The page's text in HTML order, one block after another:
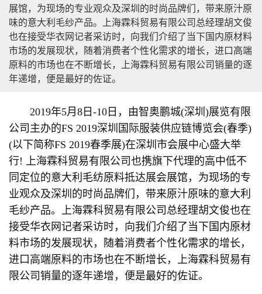
展馆，为现场的专业观众及深圳的时尚品牌们，带来原汁原
味的意大利毛纱产品。上海霖科贸易有限公司总经理胡文俊
也在接受华衣网记者采访时，向我们介绍了当下国内原材料
市场的发展现状，随着消费者个性化需求的增长，进口高端
原料的市场也在不断增长，上海霖科贸易有限公司销量的逐
年递增，便是最好的佐证。
2019年5月8日-10日，由智奥鹏城(深圳)展览有限
公司主办的FS 2019深圳国际服装供应链博览会(春季)
(以下简称FS 2019春季展)在深圳市会展中心盛大举
行! 上海霖科贸易有限公司也携旗下代理的高中低不
同定位的意大利毛纺原料抵达展会展馆，为现场的专
业观众及深圳的时尚品牌们，带来原汁原味的意大利
毛纱产品。上海霖科贸易有限公司总经理胡文俊也在
接受华衣网记者采访时，向我们介绍了当下国内原材
料市场的发展现状，随着消费者个性化需求的增长，
进口高端原料的市场也在不断增长，上海霖科贸易有
限公司销量的逐年递增，便是最好的佐证。